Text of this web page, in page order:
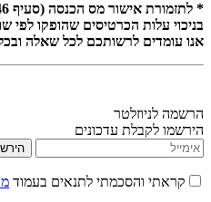
* לתזמורת אישור מס הכנסה (סעיף 46), על כל תרומה תופק קבלת תרומה
בניכוי עלות הכרטיסים שהופקו לפי שווי 150 ש״ח
אנו עומדים לרשותכם לכל שאלה
הרשמה לניוזלטר
הירשמו לקבלת עדכונים
קראתי והסכמתי לתנאים בעמוד